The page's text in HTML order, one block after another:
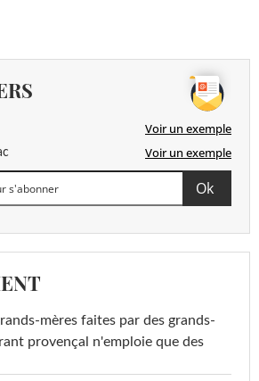
Voir un exemple
Voir un exemple
mères faites par des grands-
provençal n'emploie que des